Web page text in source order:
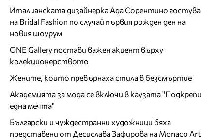
Италианската дизайнерка Ада Сорентино гостува
на Bridal Fashion по случай първия рожден ден на
новия шоурум
ONE Gallery постави важен акцент върху
колекционерството
Жените, които превърнаха стила в безсмъртие
Академията за мода се включи в каузата "Подкрепи
една мечта"
Български и чуждестранни художници бяха
представени от Десислава Зафирова на Monaco Art